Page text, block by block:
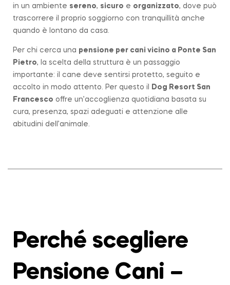
in un ambiente sereno, sicuro e organizzato, dove può
trascorrere il proprio soggiorno con tranquillità anche
quando è lontano da casa.
Per chi cerca una pensione per cani vicino a Ponte San
Pietro, la scelta della struttura è un passaggio
importante: il cane deve sentirsi protetto, seguito e
accolto in modo attento. Per questo il
Dog Resort San
Francesco offre un’accoglienza quotidiana basata su
cura, presenza, spazi adeguati e attenzione alle
abitudini dell’animale.
Perché scegliere
Pensione Cani –